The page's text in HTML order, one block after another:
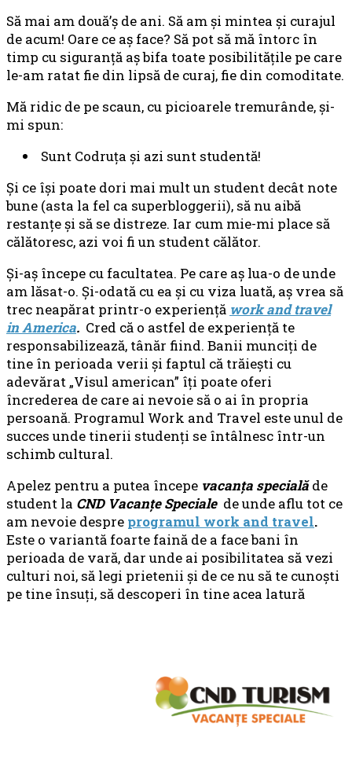
Să mai am două’ş de ani. Să am şi mintea şi curajul
de acum! Oare ce aş face? Să pot să mă întorc în
timp cu siguranţă aş bifa toate posibilităţile pe care
le-am ratat fie din lipsă de curaj, fie din comoditate.
Mă ridic de pe scaun, cu picioarele tremurânde, şi-
mi spun:
Sunt Codruţa şi azi sunt studentă!
Şi ce îşi poate dori mai mult un student decât note
bune (asta la fel ca superbloggerii), să nu aibă
restanţe şi să se distreze. Iar cum mie-mi place să
călătoresc, azi voi fi un student călător.
Şi-aş începe cu facultatea. Pe care aş lua-o de unde
am lăsat-o. Şi-odată cu ea şi cu viza luată, aş vrea să
trec neapărat printr-o experienţă work and travel
in America. Cred că o astfel de experienţă te
responsabilizează, tânăr fiind. Banii munciţi de
tine în perioada verii şi faptul că trăieşti cu
adevărat „Visul american” îţi poate oferi
încrederea de care ai nevoie să o ai în propria
persoană. Programul Work and Travel este unul de
succes unde tinerii studenţi se întâlnesc într-un
schimb cultural.
Apelez pentru a putea începe vacanţa specialăde
student la CND Vacanțe Speciale de unde aflu tot ce
am nevoie despre programul work and travel.
Este o variantă foarte faină de a face bani în
perioada de vară, dar unde ai posibilitatea să vezi
culturi noi, să legi prietenii şi de ce nu să te cunoşti
pe tine însuţi, să descoperi în tine acea latură